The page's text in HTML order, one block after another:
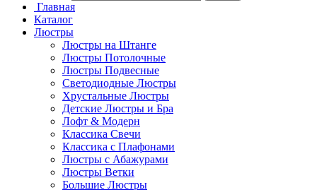
Главная
Каталог
Люстры
Люстры на Штанге
Люстры Потолочные
Люстры Подвесные
Светодиодные Люстры
Хрустальные Люстры
Детские Люстры и Бра
Лофт & Модерн
Классика Свечи
Классика с Плафонами
Люстры с Абажурами
Люстры Ветки
Большие Люстры